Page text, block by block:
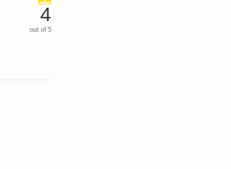
4
out of 5